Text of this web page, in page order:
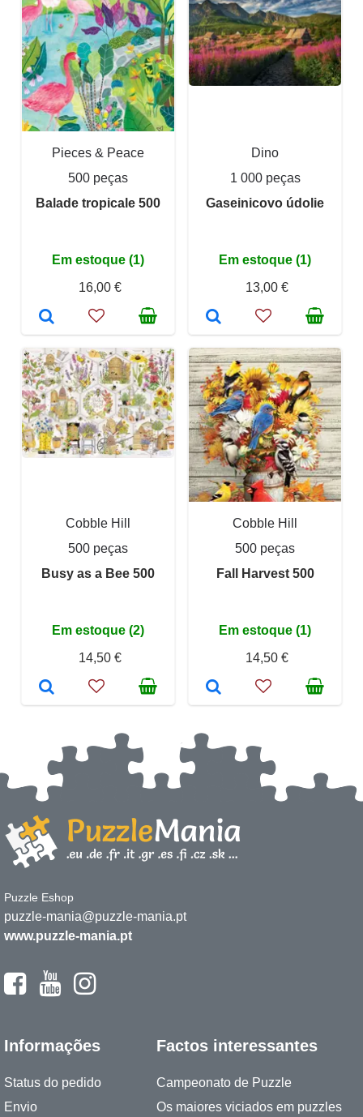
Pieces & Peace
500 peças
Balade tropicale 500
Em estoque (1)
16,00 €
Dino
1 000 peças
Gaseinicovo údolie
Em estoque (1)
13,00 €
Cobble Hill
500 peças
Busy as a Bee 500
Em estoque (2)
14,50 €
Cobble Hill
500 peças
Fall Harvest 500
Em estoque (1)
14,50 €
Puzzle Eshop
puzzle-mania@puzzle-mania.pt
www.puzzle-mania.pt
Informações
Status do pedido
Envio
Factos interessantes
Campeonato de Puzzle
Os maiores viciados em puzzles